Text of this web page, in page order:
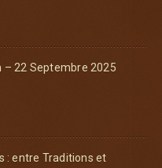
– 22 Septembre 2025
: entre Traditions et